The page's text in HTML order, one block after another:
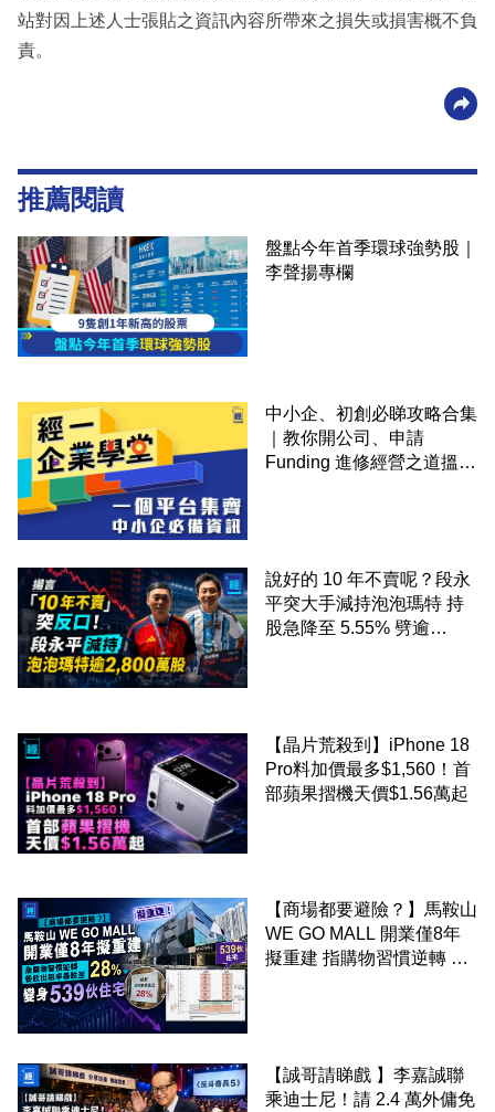
站對因上述人士張貼之資訊內容所帶來之損失或損害概不負
責。
推薦閱讀
盤點今年首季環球強勢股｜
李聲揚專欄
中小企、初創必睇攻略合集
｜教你開公司、申請
Funding 進修經營之道搵大
說好的 10 年不賣呢？段永
平突大手減持泡泡瑪特 持
股急降至 5.55% 劈逾
【晶片荒殺到】iPhone 18
Pro料加價最多$1,560！首
部蘋果摺機天價$1.56萬起
【商場都要避險？】馬鞍山
WE GO MALL 開業僅8年
擬重建 指購物習慣逆轉 餐
【誠哥請睇戲 】李嘉誠聯
乘迪士尼！請 2.4 萬外傭免